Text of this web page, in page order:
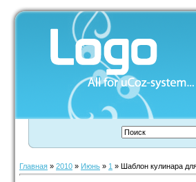
Главная » 2010 » Июнь » 1 » Шаблон кулинара